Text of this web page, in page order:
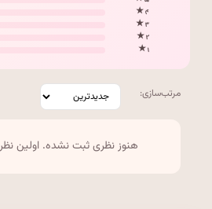
۴ ★
۳ ★
۲ ★
۱ ★
مرتب‌سازی:
هنوز نظری ثبت نشده. اولین نظر